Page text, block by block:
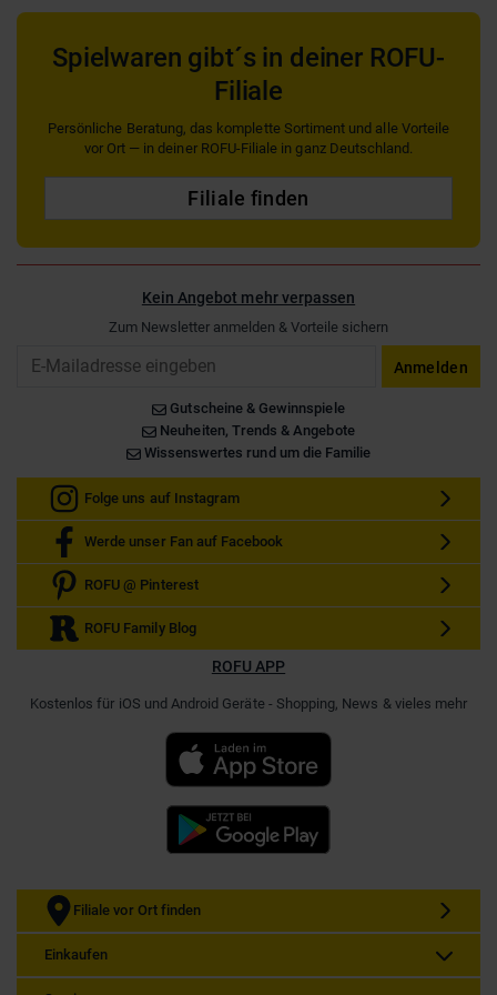
Spielwaren gibt´s in deiner ROFU-
Filiale
Persönliche Beratung, das komplette Sortiment und alle Vorteile
vor Ort — in deiner ROFU-Filiale in ganz Deutschland.
Filiale finden
Kein Angebot mehr verpassen
Zum Newsletter anmelden & Vorteile sichern
Anmelden
Gutscheine & Gewinnspiele
Neuheiten, Trends & Angebote
Wissenswertes rund um die Familie
Folge uns auf Instagram
Werde unser Fan auf Facebook
ROFU @ Pinterest
ROFU Family Blog
ROFU APP
Kostenlos für iOS und Android Geräte - Shopping, News & vieles mehr
Filiale vor Ort finden
Einkaufen